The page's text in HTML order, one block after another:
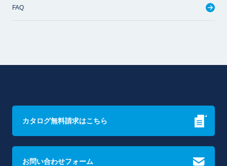
FAQ
カタログ無料請求はこちら
お問い合わせフォーム